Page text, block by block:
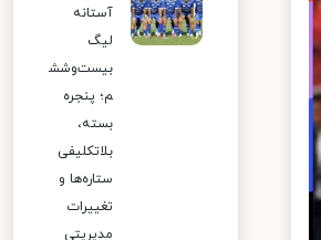
آستانه
لیگ
بیست‌وشش
م؛ پنجره
بسته،
بلاتکلیفی
ستاره‌ها و
تغییرات
مدیریتی